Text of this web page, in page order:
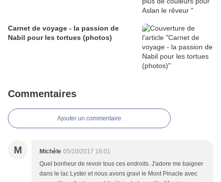
Carnet de voyage - la passion de
Nabil pour les tortues (photos)
Commentaires
Ajouter un commentaire
M Michèle 05/10/2017 18:01
Quel bonheur de revoir tous ces endroits. J'adore me baigner
dans le lac Lyster et nous avons gravi le Mont Pinacle avec